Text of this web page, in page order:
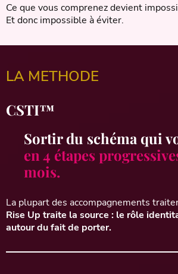
Ce que vous comprenez devient
Et donc impossible à éviter.
LA METHODE
CSTI™
Sortir du schéma qui
en 4 étapes
mois.
La plupart des accompagnements
Rise Up traite la source : le rôle
autour du fait de porter.